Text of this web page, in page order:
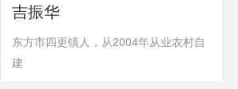
吉振华
东方市四更镇人，从2004年从业农村自
建